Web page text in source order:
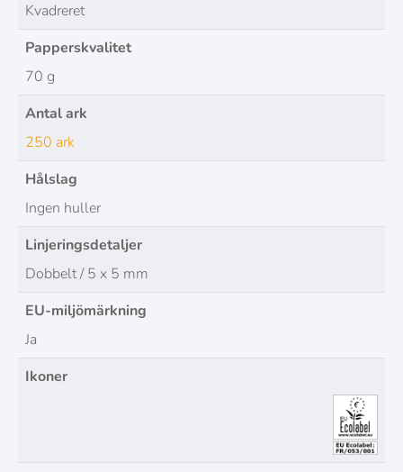
Kvadreret
Papperskvalitet
70 g
Antal ark
250 ark
Hålslag
Ingen huller
Linjeringsdetaljer
Dobbelt / 5 x 5 mm
EU-miljömärkning
Ja
Ikoner